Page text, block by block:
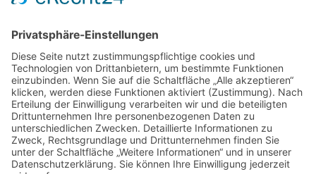
9 - 14 Uhr
Informationen
Über uns
Produktanfrage